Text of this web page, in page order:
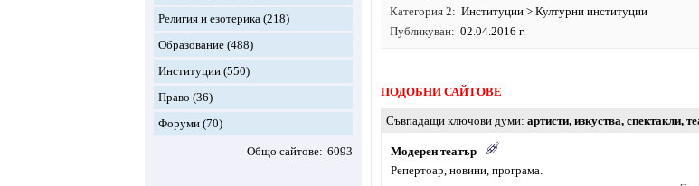
Религия и езотерика (218)
Образование (488)
Институции (550)
Право (36)
Форуми (70)
Общо сайтове 6093
Категория 2
Институции > Културни институции
Публикуван
02.04.2016 г.
ПОДОБНИ САЙТОВЕ
Съвпадащи ключови думи артисти, изкуства, спектакли,
Модерен театър
Репертоар, новини, програма.